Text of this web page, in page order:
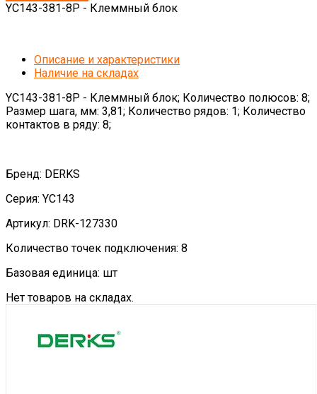
YC143-381-8P - Клеммный блок
Описание и характеристики
Наличие на складах
YC143-381-8P - Клеммный блок; Количество полюсов: 8;
Размер шага, мм: 3,81; Количество рядов: 1; Количество
контактов в ряду: 8;
Бренд: DERKS
Серия: YC143
Артикул: DRK-127330
Количество точек подключения: 8
Базовая единица: шт
Нет товаров на складах.